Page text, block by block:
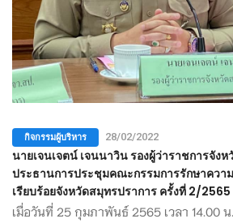
กิจกรรมผู้บริหาร 28/02/2022
นายเจนเจตน์ เจนนาวิน รองผู้ว่าราชการจัง
ประธานการประชุมคณะกรรมการรักษาควา
เรียบร้อยจังหวัดสมุทรปราการ ครั้งที่ 2/2565
เมื่อวันที่ 25 กุมภาพันธ์ 2565 เวลา 14.00